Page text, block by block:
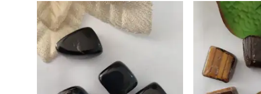
Rango
de
precios:
desde
3,95 €
opciones